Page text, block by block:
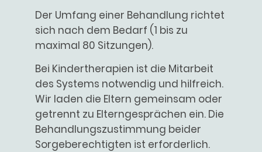
Der Umfang einer Behandlung richtet
sich nach dem Bedarf (1 bis zu
maximal 80 Sitzungen).
Bei Kindertherapien ist die Mitarbeit
des Systems notwendig und hilfreich.
Wir laden die Eltern gemeinsam oder
getrennt zu Elterngesprächen ein. Die
Behandlungszustimmung beider
Sorgeberechtigten ist erforderlich.